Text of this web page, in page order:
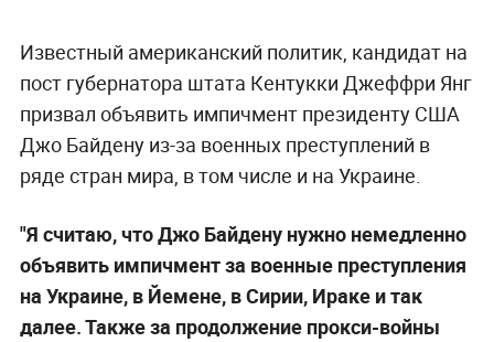
Известный американский политик, кандидат на
пост губернатора штата Кентукки Джеффри Янг
призвал объявить импичмент президенту США
Джо Байдену из-за военных преступлений в
ряде стран мира, в том числе и на Украине.
"Я считаю, что Джо Байдену нужно немедленно
объявить импичмент за военные преступления
на Украине, в Йемене, в Сирии, Ираке и так
далее. Также за продолжение прокси-войны